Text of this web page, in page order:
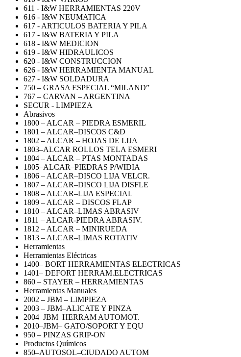
611 - I&W HERRAMIENTAS 220V
616 - I&W NEUMATICA
617 - ARTICULOS BATERIA Y PILA
617 - I&W BATERIA Y PILA
618 - I&W MEDICION
619 - I&W HIDRAULICOS
620 - I&W CONSTRUCCION
626 - I&W HERRAMIENTA MANUAL
627 - I&W SOLDADURA
750 – GRASA ESPECIAL “MILAND”
767 – CARVAN – ARGENTINA
SECUR - LIMPIEZA
Abrasivos
1800 – ALCAR – PIEDRA ESMERIL
1801 – ALCAR–DISCOS C&D
1802 – ALCAR – HOJAS DE LIJA
1803–ALCAR ROLLOS TELA ESMERI
1804 – ALCAR – PTAS MONTADAS
1805–ALCAR–PIEDRAS P/WIDIA
1806 – ALCAR–DISCO LIJA VELCR.
1807 – ALCAR–DISCO LIJA DISFLE
1808 – ALCAR–LIJA ESPECIAL
1809 – ALCAR – DISCOS FLAP
1810 – ALCAR–LIMAS ABRASIV
1811 – ALCAR-PIEDRA ABRASIV.
1812 – ALCAR – MINIRUEDA
1813 – ALCAR–LIMAS ROTATIV
Herramientas
Herramientas Eléctricas
1400– BORT HERRAMIENTAS ELECTRICAS
1401– DEFORT HERRAM.ELECTRICAS
860 – STAYER – HERRAMIENTAS
Herramientas Manuales
2002 – JBM – LIMPIEZA
2003 – JBM–ALICATE Y PINZA
2004–JBM–HERRAM AUTOMOT.
2010–JBM– GATO/SOPORT Y EQU
950 – PINZAS GRIP-ON
Productos Químicos
850–AUTOSOL–CIUDADO AUTOM